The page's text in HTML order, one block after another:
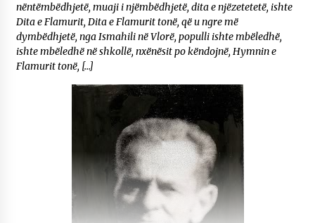
nëntëmbëdhjetë, muaji i njëmbëdhjetë, dita e njëzetetetë, ishte
Dita e Flamurit, Dita e Flamurit tonë, që u ngre më
dymbëdhjetë, nga Ismahili në Vlorë, populli ishte mbëledhë,
ishte mbëledhë në shkollë, nxënësit po këndojnë, Hymnin e
Flamurit tonë, […]